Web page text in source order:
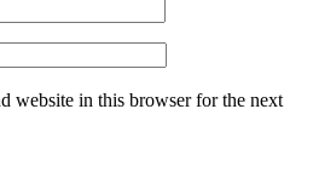
website in this browser for the next